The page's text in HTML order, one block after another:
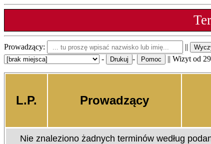
Prowadzący: ||
-
- || Wizyt od
L.P. Prowadzący
Nie znaleziono żadnych terminów według